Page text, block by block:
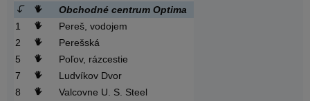
Obchodné centrum Optima
1
Pereš, vodojem
2
Perešská
5
Poľov, rázcestie
7
Ludvíkov Dvor
8
Valcovne U. S. Steel